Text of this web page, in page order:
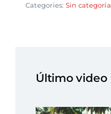
Categories: Sin categoría
Último video